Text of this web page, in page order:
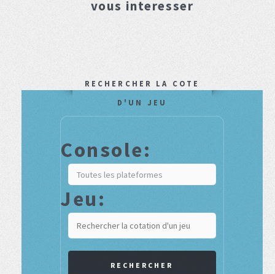
vous interesser
RECHERCHER LA COTE
D'UN JEU
Console:
Jeu:
RECHERCHER